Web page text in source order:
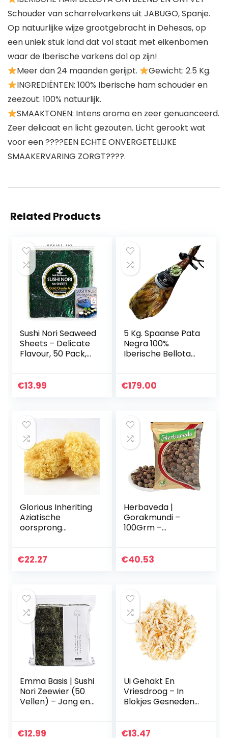
Schouder van scharrelvarkens uit JABUGO, Spanje.
Op natuurlijke wijze grootgebracht in Dehesas, op
een uniek stuk land dat vol staat met eikenbomen
waar de Iberische varkens dol op zijn!
Meer dan 24 maanden gerijpt.
Gewicht: 2.5 Kg.
INGREDIËNTEN: 100% Iberische ham schouder en
zeezout. 100% natuurlijk.
SMAAKTONEN: Intens aroma en zeer genuanceerd.
Zeer delicaat en licht gezouten. Licht gerookt wat
voor een ????EEN ECHTE ONVERGETELIJKE
SMAAKERVARING ZORGT????.
Related Products
Sushi Nori Seaweed
Sheets – Delicate
Flavour, 50 Pack,
2020, Straight
€13.99
5 Kg. Spaanse Pata
Negra 100%
Iberische Bellota
(schouder) – van
€179.00
Glorious Inheriting
Aziatische
oorsprong
tremella van
€22.27
Herbaveda |
Gorakmundi –
100Grm –
Gorakhmundi –
(100…
€40.53
Emma Basis | Sushi
Nori Zeewier (50
Vellen) – Jong en
geroosterd | Rijk
€12.99
Ui Gehakt En
Vriesdroog – In
Blokjes Gesneden
Kwaliteitsvlokken
€13.47